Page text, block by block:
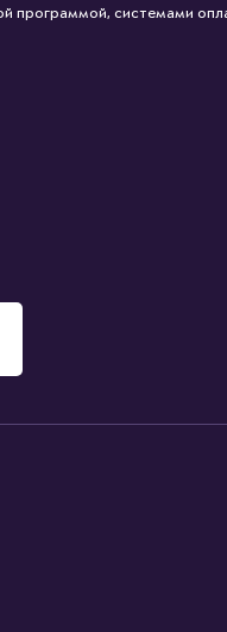
программой, системами